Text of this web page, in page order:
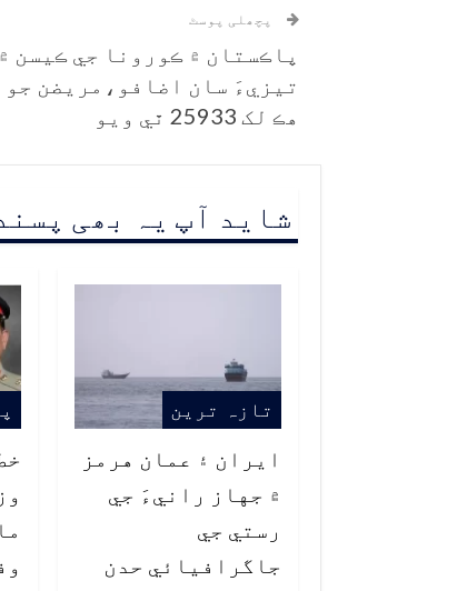
پچھلی پوسٹ
پاڪستان ۾ ڪورونا جي ڪيسن ۾
تيزيءَ سان اضافو،مريضن جو
هڪ لک 25933 ٿي ويو
شاید آپ یہ بھی
تازہ ترین
ايران ۽ عمان هرمز
۾ جهاز رانيءَ جي
رستي جي
جاگرافيائي حدن